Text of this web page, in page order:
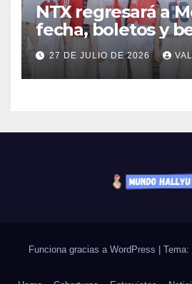
NTX regresará a
fecha, boletos y
VIP
27 DE JULIO DE 2026
Funciona gracias a WordPress Tema: